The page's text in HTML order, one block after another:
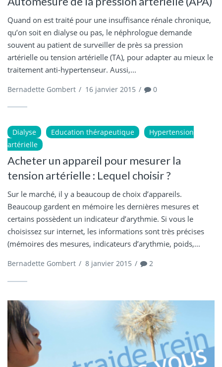
Quand on est traité pour une insuffisance rénale chronique,
qu’on soit en dialyse ou pas, le néphrologue demande
souvent au patient de surveiller de près sa pression
artérielle ou tension artérielle (TA), pour adapter au mieux le
traitement anti-hypertenseur. Aussi,...
Bernadette Gombert / 16 janvier 2015 / 0
Dialyse Education thérapeutique
Hypertension
artérielle
Acheter un appareil pour mesurer la
tension artérielle : Lequel choisir ?
Sur le marché, il y a beaucoup de choix d’appareils.
Beaucoup gardent en mémoire les dernières mesures et
certains possèdent un indicateur d’arythmie. Si vous le
choisissez sur internet, les informations sont très précises
(mémoires des mesures, indicateurs d’arythmie, poids,...
Bernadette Gombert / 8 janvier 2015 / 2